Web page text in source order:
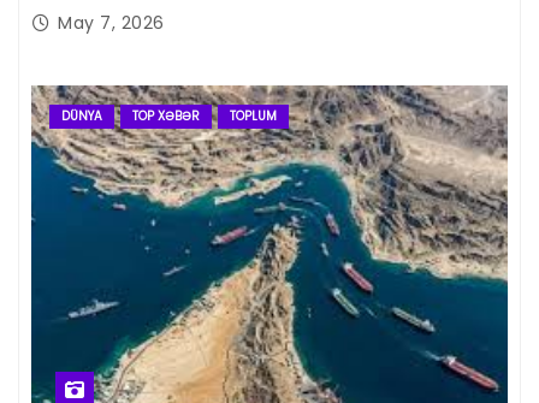
May 7, 2026
DÜNYA TOP XƏBƏR TOPLUM